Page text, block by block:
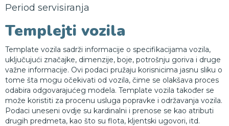
Period servisiranja
Templejti vozila
Template vozila sadrži informacije o specifikacijama vozila,
uključujući značajke, dimenzije, boje, potrošnju goriva i druge
važne informacije. Ovi podaci pružaju korisnicima jasnu sliku o
tome šta mogu očekivati od vozila, čime se olakšava proces
odabira odgovarajućeg modela. Template vozila također se
može koristiti za procenu usluga popravke i održavanja vozila.
Podaci uneseni ovdje su kardinalni i prenose se kao atributi
drugih predmeta, kao što su flota, kljentski ugovori, itd.